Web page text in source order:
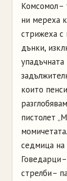
Комсомол –
ни мереха
стрижеха с
дънки,
които
пистолет
седмица на
Говедарци
стрелби –